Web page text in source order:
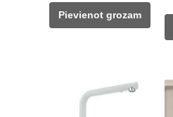
was:
1
730,00 €.
Pievienot grozam